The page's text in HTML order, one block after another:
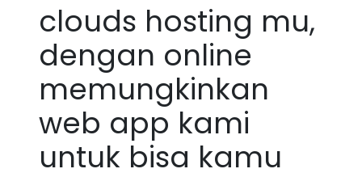
clouds hosting mu,
dengan online
memungkinkan
web app kami
untuk bisa kamu